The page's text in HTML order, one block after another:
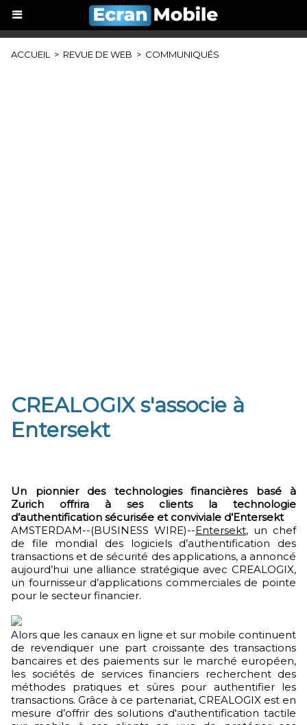
ACCUEIL > REVUE DE WEB > COMMUNIQUÉS
CREALOGIX s'associe à
Entersekt
Un pionnier des technologies financières basé à
Zurich offrira à ses clients la technologie
d’authentification sécurisée et conviviale d’Entersekt
AMSTERDAM--(BUSINESS WIRE)--Entersekt, un chef
de file mondial des logiciels d’authentification des
transactions et de sécurité des applications, a annoncé
aujourd’hui une alliance stratégique avec CREALOGIX,
un fournisseur d’applications commerciales de pointe
pour le secteur financier.
Alors que les canaux en ligne et sur mobile continuent
de revendiquer une part croissante des transactions
bancaires et des paiements sur le marché européen,
les sociétés de services financiers recherchent des
méthodes pratiques et sûres pour authentifier les
transactions. Grâce à ce partenariat, CREALOGIX est en
mesure d’offrir des solutions d'authentification tactile